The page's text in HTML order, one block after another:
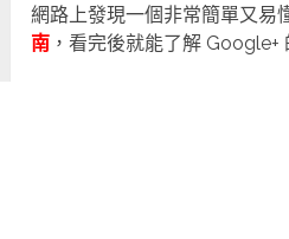
網路上發現一個非常簡單又易
南 ，看完後就能了解 Google+